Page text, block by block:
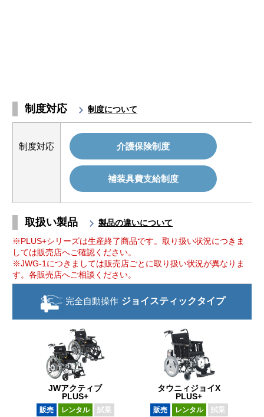
制度対応 制度について
制度対応 介護保険制度
補装具費支給制度
取扱い製品
製品の違いについて
※PLUS+シリーズは生産終了商品です。取り扱い状況につきま
しては販売店へご確認ください。
※JWG-1につきましては販売店ごとに取り扱い状況が異なりま
す。各販売店へご相談ください。
完全自動操作 ジョイスティックタイプ
JWアクティブ
PLUS+
販売 レンタル 試乗
タウニィジョイX
PLUS+
販売 レンタル 試乗